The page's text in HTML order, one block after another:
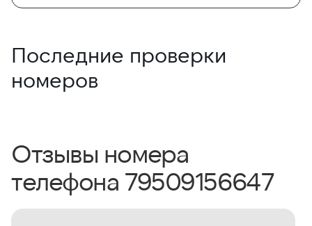
Последние проверки
номеров
Отзывы номера
телефона 79509156647